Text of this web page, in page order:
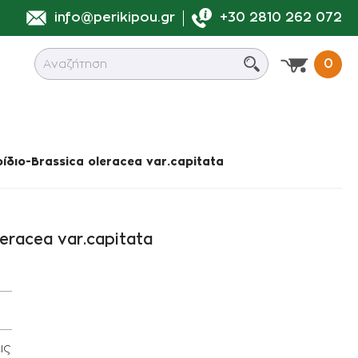
info@perikipou.gr +30 2810 262 072
0
Συνδεσμολογία Lock
Brassica oleracea var.capitata
var.capitata